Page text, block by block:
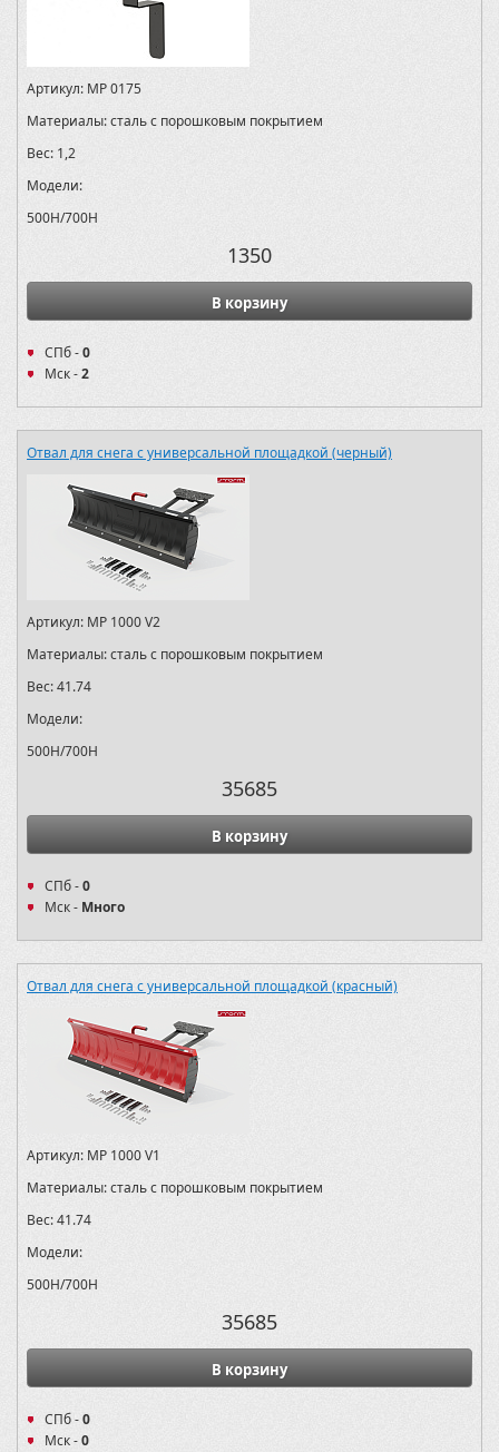
Артикул: MP 0175
Материалы:сталь с порошковым покрытием
Вес: 1,2
Модели:
500H/700H
1350
В корзину
СПб -0
Мск -2
Отвал для снега с универсальной площадкой (черный)
Артикул: MP 1000 V2
Материалы:сталь с порошковым покрытием
Вес:41.74
Модели:
500H/700H
35685
В корзину
СПб -0
Мск - Много
Отвал для снега с универсальной площадкой (красный)
Артикул: MP 1000 V1
Материалы:сталь с порошковым покрытием
Вес:41.74
Модели:
500H/700H
35685
В корзину
СПб -0
Мск -0